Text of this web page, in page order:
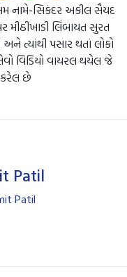
નામે-સિકંદર અકીલ સૈયદ
મીઠીખાડી લિંબાયત સુરત
ત્યાંથી પસાર થતાં લોકો
વિડિયો વાયરલ થયેલ જે
કરેલ છે
Patil
Patil